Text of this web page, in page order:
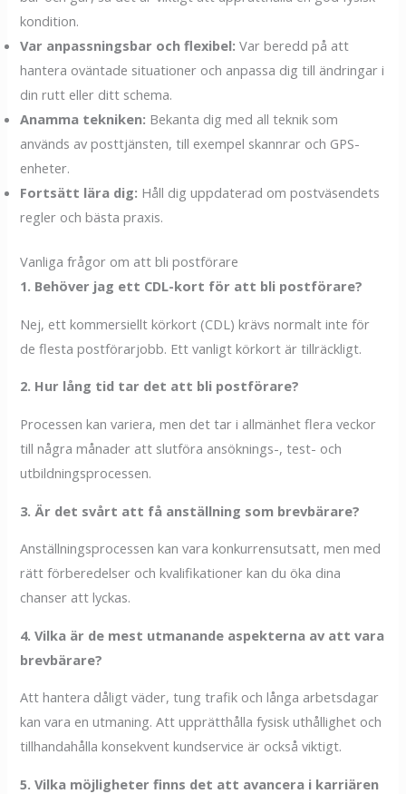
kondition.
Var anpassningsbar och flexibel: Var beredd på att
hantera oväntade situationer och anpassa dig till ändringar i
din rutt eller ditt schema.
Anamma tekniken: Bekanta dig med all teknik som
används av posttjänsten, till exempel skannrar och GPS-
enheter.
Fortsätt lära dig: Håll dig uppdaterad om postväsendets
regler och bästa praxis.
Vanliga frågor om att bli postförare
1. Behöver jag ett CDL-kort för att bli postförare?
Nej, ett kommersiellt körkort (CDL) krävs normalt inte för
de flesta postförarjobb. Ett vanligt körkort är tillräckligt.
2. Hur lång tid tar det att bli postförare?
Processen kan variera, men det tar i allmänhet flera veckor
till några månader att slutföra ansöknings-, test- och
utbildningsprocessen.
3. Är det svårt att få anställning som brevbärare?
Anställningsprocessen kan vara konkurrensutsatt, men med
rätt förberedelser och kvalifikationer kan du öka dina
chanser att lyckas.
4. Vilka är de mest utmanande aspekterna av att vara
brevbärare?
Att hantera dåligt väder, tung trafik och långa arbetsdagar
kan vara en utmaning. Att upprätthålla fysisk uthållighet och
tillhandahålla konsekvent kundservice är också viktigt.
5. Vilka möjligheter finns det att avancera i karriären